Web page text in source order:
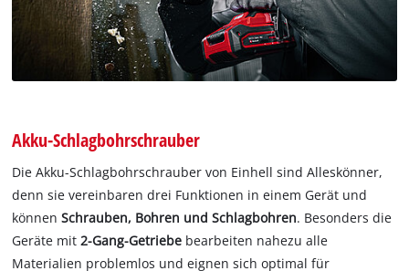
Akku-Schlagbohrschrauber
Die Akku-Schlagbohrschrauber von Einhell sind Alleskönner,
denn sie vereinbaren drei Funktionen in einem Gerät und
könnenSchrauben, Bohren und Schlagbohren. Besonders die
Geräte mit2-Gang-Getriebe bearbeiten nahezu alle
Materialien problemlos und eignen sich optimal für